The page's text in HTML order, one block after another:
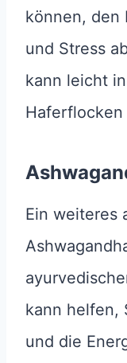
können, den
und Stress
kann leicht
Ein weiteres
kann helfen,
und die